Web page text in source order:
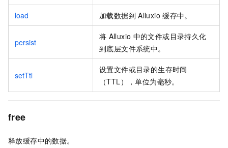
load 加载数据到 Alluxio 缓存中。
persist
将 Alluxio 中的文件或目录持久化
到底层文件系统中。
setTtl
设置文件或目录的生存时间
（TTL），单位为毫秒。
free
释放缓存中的数据。